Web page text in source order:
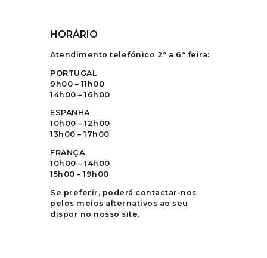
HORÁRIO
Atendimento telefónico 2ª a 6ª feira:
PORTUGAL
9h00 – 11h00
14h00 – 16h00
ESPANHA
10h00 – 12h00
13h00 – 17h00
FRANÇA
10h00 – 14h00
15h00 – 19h00
Se preferir, poderá contactar-nos
pelos meios alternativos ao seu
dispor no nosso site.